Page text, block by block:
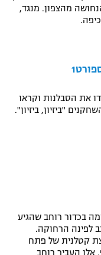
מהצפון. מנגד,
את הסבלנות וקראו
"ביזיון, ביזיון".
בכדור רוחב שהגיע
, סובב לפינה הרחוקה.
דקה 22 – מתפרצת קטלנית של פתח
העביר רוחב